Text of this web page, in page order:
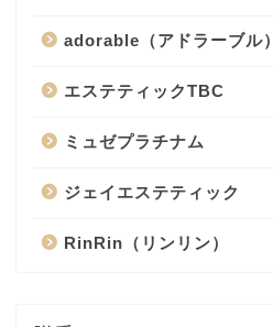
adorable（アドラーブル）
エステティックTBC
ミュゼプラチナム
ジェイエステティック
RinRin（リンリン）